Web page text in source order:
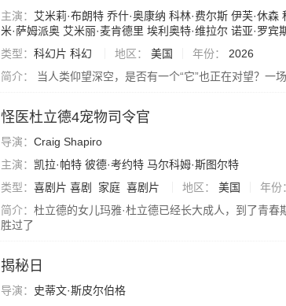
主演： 艾米莉·布朗特 乔什·奥康纳 科林·费尔斯 伊芙·休森
米·萨姆派奥 艾米丽·麦肯德里 埃利奥特·维拉尔 诺亚·罗宾
类型： 科幻片 科幻 地区： 美国 年份：
2026
简介：
当人类仰望深空，是否有一个“它”也正在对望？一
怪医杜立德4宠物司令官
导演： Craig Shapiro
主演： 凯拉·帕特 彼德·考约特 马尔科姆·斯图尔特
类型： 喜剧片 喜剧 家庭 喜剧片 地区： 美国 年份：
简介： 杜立德的女儿玛雅·杜立德已经长大成人，到了青
胜过了
揭秘日
导演： 史蒂文·斯皮尔伯格